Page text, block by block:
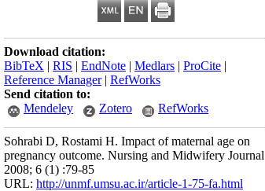
Download citation:
BibTeX | RIS | EndNote | Medlars | ProCite |
Reference Manager| RefWorks
Send citation to:
Mendeley
Zotero RefWorks
Sohrabi D, Rostami H. Impact of maternal age on
pregnancy outcome. Nursing and Midwifery Journal
2008; 6 (1) :79-85
URL: http://unmf.umsu.ac.ir/article-1-75-fa.html